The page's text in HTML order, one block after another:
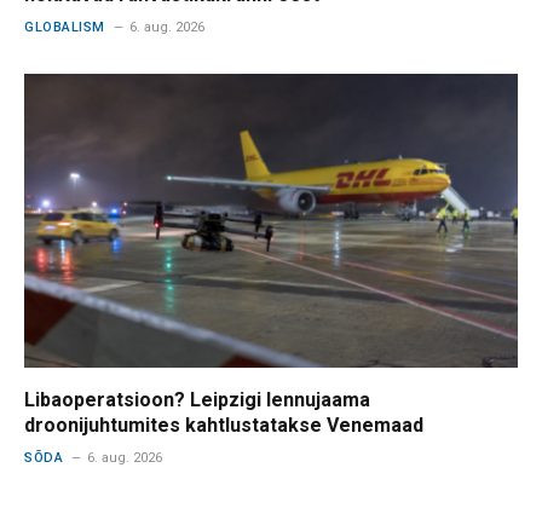
GLOBALISM 6. aug. 2026
Libaoperatsioon? Leipzigi lennujaama
droonijuhtumites kahtlustatakse Venemaad
SÕDA 6. aug. 2026